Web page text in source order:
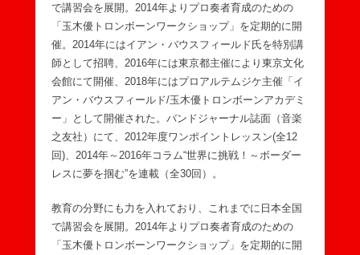
で講習会を展開。2014年よりプロ奏者育成のための
「玉木優トロンボーンワークショップ」を定期的に開
催。2014年にはイアン・バウスフィールド氏を特別講
師として招聘、2016年には東京都主催により東京文化
会館にて開催、2018年にはプロアルテムジケ主催「イ
アン・バウスフィールド/玉木優トロンボーンアカデミ
ー」として開催された。バンドジャーナル誌面（音楽
之友社）にて、2012年度ワンポイントレッスン(全12
回)、2014年～2016年コラム“世界に挑戦！～ボーダー
レスに夢を掴む”を連載（全30回）。
教育の分野にも力を入れており、これまでに日本全国
で講習会を展開。2014年よりプロ奏者育成のための
「玉木優トロンボーンワークショップ」を定期的に開